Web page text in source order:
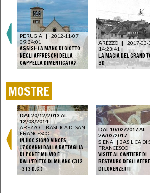
PERUGIA | 2012-11-07
09:34:01
ASSISI: LA MANO DI GIOTTO
NEGLI AFFRESCHI DELLA
CAPPELLA DIMENTICATA?
AREZZO |
2017-03-
14:23:41
LA MAGIA DEL GRAND
3D
MOSTRE
DAL 20/12/2013 AL
12/03/2014
AREZZO
| BASILICA DI SAN
FRANCESCO
IN HOC SIGNO VINCES.
1700ANNI DALLA BATTAGLIA
DI PONTE MILVIO E
DALL'EDITTO DI MILANO (312
-313 D.C.)
DAL 10/02/2017 AL
26/03/2017
SIENA
| BASILICA DI
FRANCESCO
VISITE AL CANTIERE DI
RESTAURO DEGLI
DI LORENZETTI